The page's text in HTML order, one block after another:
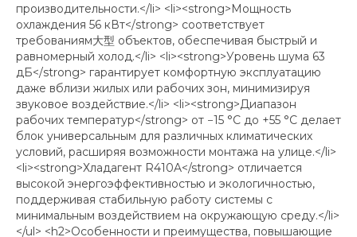
производительности.</li> <li><strong>Мощность
охлаждения 56 кВт</strong> соответствует
требованиям大型 объектов, обеспечивая быстрый и
равномерный холод.</li> <li><strong>Уровень шума 63
дБ</strong> гарантирует комфортную эксплуатацию
даже вблизи жилых или рабочих зон, минимизируя
звуковое воздействие.</li> <li><strong>Диапазон
рабочих температур</strong> от −15 °C до +55 °C делает
блок универсальным для различных климатических
условий, расширяя возможности монтажа на улице.</li>
<li><strong>Хладагент R410A</strong> отличается
высокой энергоэффективностью и экологичностью,
поддерживая стабильную работу системы с
минимальным воздействием на окружающую среду.</li>
</ul> <h2>Особенности и преимущества, повышающие